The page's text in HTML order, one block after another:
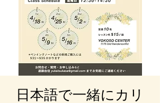
日本語で一緒にカリ